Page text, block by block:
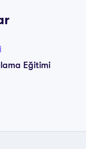
Eğitimi